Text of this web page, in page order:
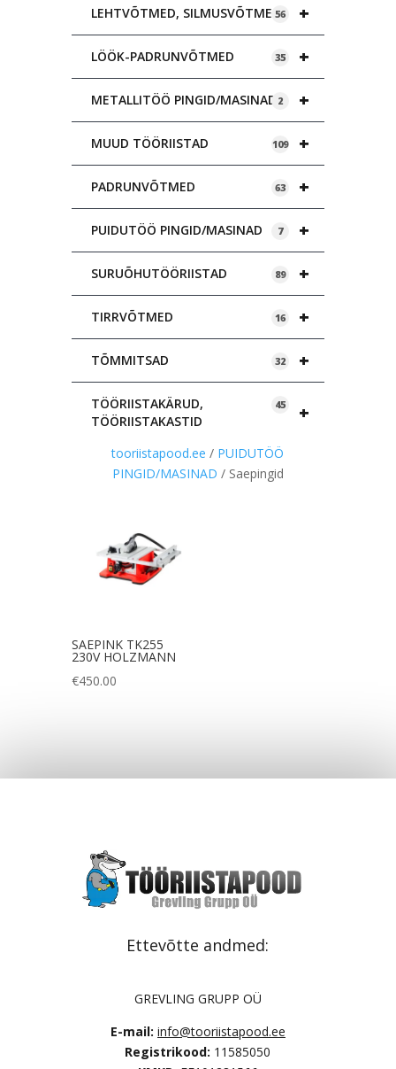
+
LEHTVÕTMED, SILMUSVÕTMED56
+
LÖÖK-PADRUNVÕTMED 35
+
METALLITÖÖ PINGID/MASINAD 2
+
MUUD TÖÖRIISTAD 109
+
PADRUNVÕTMED 63
+
PUIDUTÖÖ PINGID/MASINAD 7
+
SURUÕHUTÖÖRIISTAD 89
+
TIRRVÕTMED 16
+
TÕMMITSAD 32
+
TÖÖRIISTAKÄRUD,
TÖÖRIISTAKASTID
45
tooriistapood.ee / PUIDUTÖÖ
PINGID/MASINAD / Saepingid
SAEPINK TK255
230V HOLZMANN
€450.00
Ettevõtte andmed:
GREVLING GRUPP OÜ
E-mail: info@tooriistapood.ee
Registrikood: 11585050